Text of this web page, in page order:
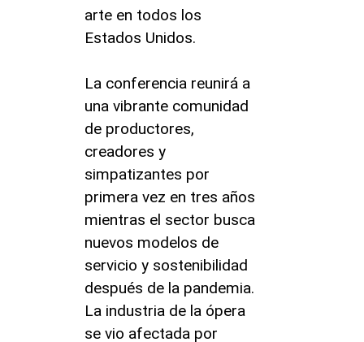
arte en todos los
Estados Unidos.
La conferencia reunirá a
una vibrante comunidad
de productores,
creadores y
simpatizantes por
primera vez en tres años
mientras el sector busca
nuevos modelos de
servicio y sostenibilidad
después de la pandemia.
La industria de la ópera
se vio afectada por